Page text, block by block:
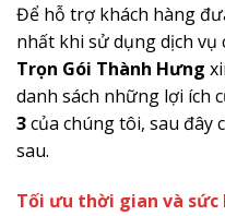
Để hỗ trợ khách hàng
nhất khi sử dụng dịch vụ
Trọn Gói Thành Hưng
danh sách những lợi ích
3của chúng tôi, sau
sau.
Tối ưu thời gian và sức